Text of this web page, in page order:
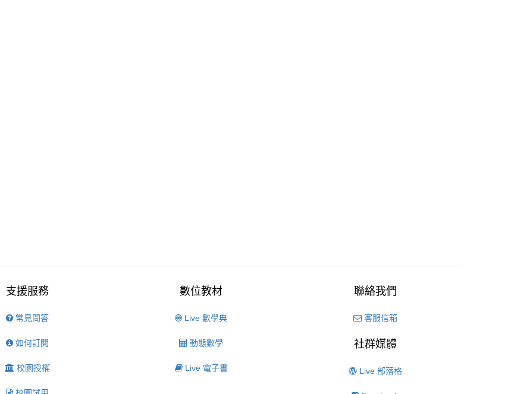
支援服務
常見問答
如何訂閱
校園授權
數位教材
Live 數學典
動態數學
Live 電子書
聯絡我們
客服信箱
社群媒體
Live 部落格